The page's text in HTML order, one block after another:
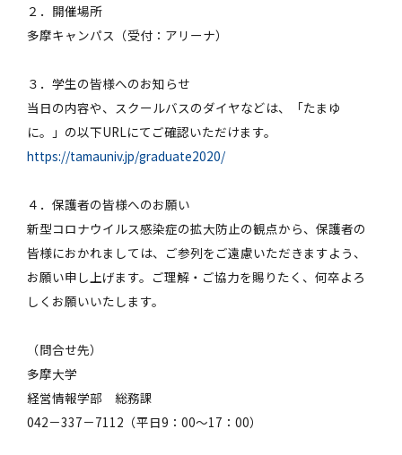
２．開催場所
多摩キャンパス（受付：アリーナ）
３．学生の皆様へのお知らせ
当日の内容や、スクールバスのダイヤなどは、「たまゆ
に。」の以下URLにてご確認いただけます。
https://tamauniv.jp/graduate2020/
４．保護者の皆様へのお願い
新型コロナウイルス感染症の拡大防止の観点から、保護者の
皆様におかれましては、ご参列をご遠慮いただきますよう、
お願い申し上げます。ご理解・ご協力を賜りたく、何卒よろ
しくお願いいたします。
（問合せ先）
多摩大学
経営情報学部 総務課
042－337－7112（平日9：00～17：00）